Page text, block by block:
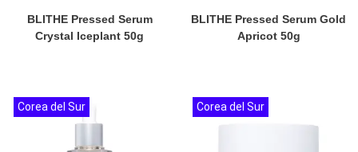
BLITHE Pressed Serum
Crystal Iceplant 50g
BLITHE Pressed Serum Gold
Apricot 50g
Corea del Sur Corea del Sur